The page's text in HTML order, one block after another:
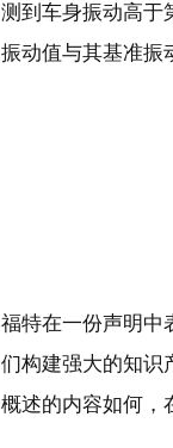
测到车身振动高于
振动值与其基准振
福特在一份声明中
们构建强大的知识
概述的内容如何，